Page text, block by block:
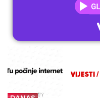
VIJESTI/